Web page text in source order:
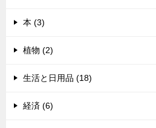
本 (3)
植物 (2)
生活と日用品 (18)
経済 (6)